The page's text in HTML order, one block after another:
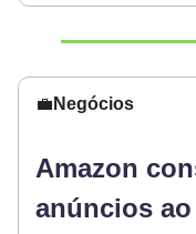
💼 Negócios
Amazon
anúncios